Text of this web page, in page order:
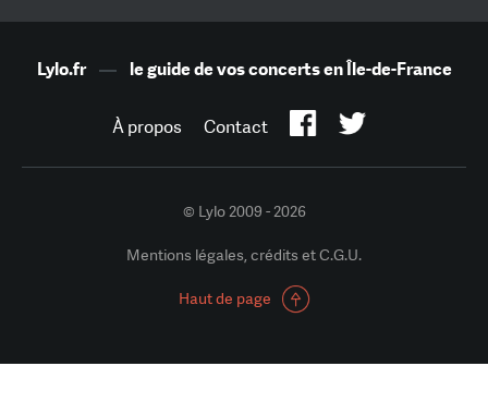
Lylo.fr— le guide de vos concerts en Île-de-France
À propos Contact
© Lylo 2009 - 2026
Mentions légales, crédits et C.G.U.
Haut de page